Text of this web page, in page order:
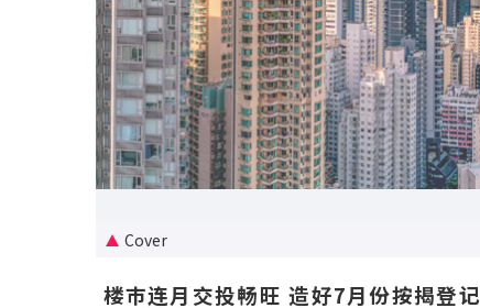
Cover
楼巿连月交投畅旺 造好7月份按揭登记